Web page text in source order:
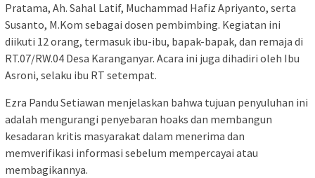
Pratama, Ah. Sahal Latif, Muchammad Hafiz Apriyanto, serta
Susanto, M.Kom sebagai dosen pembimbing. Kegiatan ini
diikuti 12 orang, termasuk ibu-ibu, bapak-bapak, dan remaja di
RT.07/RW.04 Desa Karanganyar. Acara ini juga dihadiri oleh Ibu
Asroni, selaku ibu RT setempat.
Ezra Pandu Setiawan menjelaskan bahwa tujuan penyuluhan ini
adalah mengurangi penyebaran hoaks dan membangun
kesadaran kritis masyarakat dalam menerima dan
memverifikasi informasi sebelum mempercayai atau
membagikannya.